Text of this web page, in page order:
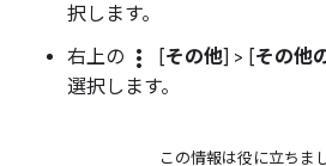
択します。
右上の more_vert [その他] > [その他
選択します。
この情報は役に立ちま